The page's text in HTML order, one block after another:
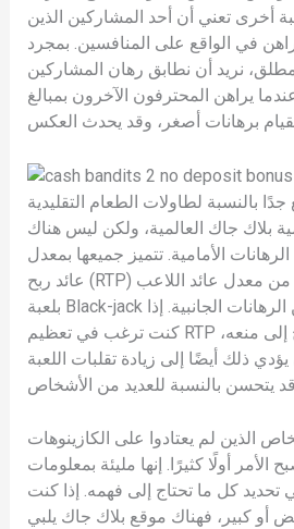
أخرى تعني أن أحد المشاركين الذين
في الواقع على المنافسين. بمجرد
نريد أن نطابق رهان المشاركين
يراهن المحترفون الآخرون بمبالغ
جدًا بالنسبة لطاولات الطعام التقليدية
بلاك جاك العالمية، ولكن ليس هناك
الأمامية. تتميز جميعها بمعدل
عائد ربح (RTP) أسوأ من معدل عائد اللاعب (RTP) الخاص
بلعبة Black-jack المميزة بنجمة بدلاً من الرهانات الجانبية. إذا
كنت ترغب في تعظيم RTP الخاص بك، فستحتاج إلى منعه،
ذلك أيضًا إلى زيادة تقلبات اللعبة
الذين لم يعتادوا على الكازينوهات
الأمر أولًا كثيرًا. إنها مليئة بمعلومات
تحديد كل ما تحتاج إلى فهمه. إذا كنت
أو كبير، فهناك موقع بلاك جاك يلبي